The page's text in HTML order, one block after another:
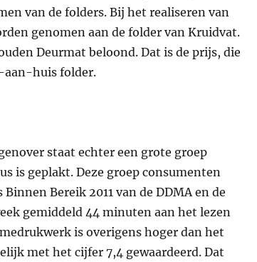
van de folders. Bij het realiseren van
genomen aan de folder van Kruidvat.
Deurmat beloond. Dat is de prijs, die
aan-huis folder.
staat echter een grote groep
is geplakt. Deze groep consumenten
Bereik 2011 van de DDMA en de
gemiddeld 44 minuten aan het lezen
is overigens hoger dan het
met het cijfer 7,4 gewaardeerd. Dat